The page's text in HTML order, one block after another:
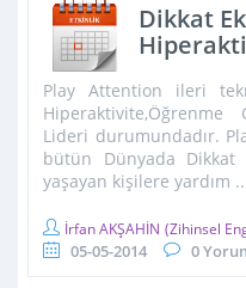
Dikkat
Çözüm
Play Attention ileri
Lideri durumundadır.
bütün Dünyada Dikkat
yaşayan kişilere yardım
İrfan AKŞAHİN (Zihinsel
05-05-2014 0